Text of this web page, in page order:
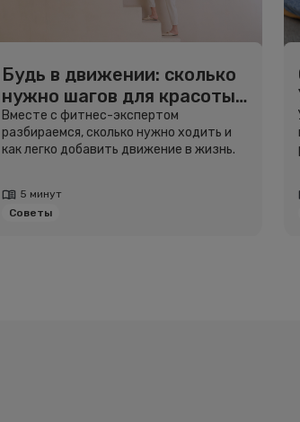
Будь в движении: сколько
нужно шагов для красоты
и здоровья
Вместе с фитнес-экспертом
разбираемся, сколько нужно ходить и
как легко добавить движение в жизнь.
5 минут
Советы